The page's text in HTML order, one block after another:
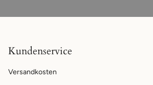
Kundenservice
Versandkosten